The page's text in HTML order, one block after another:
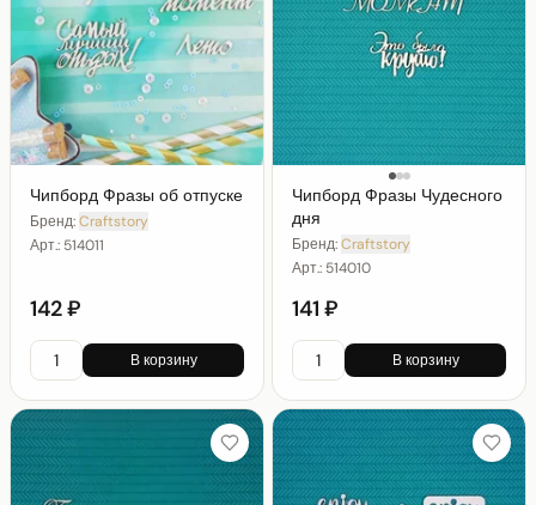
Чипборд Фразы об отпуске
Бренд:Craftstory
Арт.: 514011
142 ₽
В корзину
Чипборд Фразы Чудесного
дня
Бренд:Craftstory
Арт.: 514010
141 ₽
В корзину